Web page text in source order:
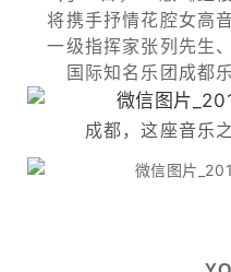
将携手抒情花腔女高
一级指挥家张列先生
国际知名乐团成都
成都，这座音乐